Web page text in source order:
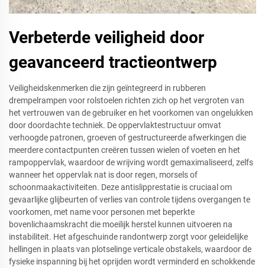
Verbeterde veiligheid door
geavanceerd tractieontwerp
Veiligheidskenmerken die zijn geïntegreerd in rubberen
drempelrampen voor rolstoelen richten zich op het vergroten van
het vertrouwen van de gebruiker en het voorkomen van ongelukken
door doordachte techniek. De oppervlaktestructuur omvat
verhoogde patronen, groeven of gestructureerde afwerkingen die
meerdere contactpunten creëren tussen wielen of voeten en het
rampoppervlak, waardoor de wrijving wordt gemaximaliseerd, zelfs
wanneer het oppervlak nat is door regen, morsels of
schoonmaakactiviteiten. Deze antislipprestatie is cruciaal om
gevaarlijke glijbeurten of verlies van controle tijdens overgangen te
voorkomen, met name voor personen met beperkte
bovenlichaamskracht die moeilijk herstel kunnen uitvoeren na
instabiliteit. Het afgeschuinde randontwerp zorgt voor geleidelijke
hellingen in plaats van plotselinge verticale obstakels, waardoor de
fysieke inspanning bij het oprijden wordt verminderd en schokkende